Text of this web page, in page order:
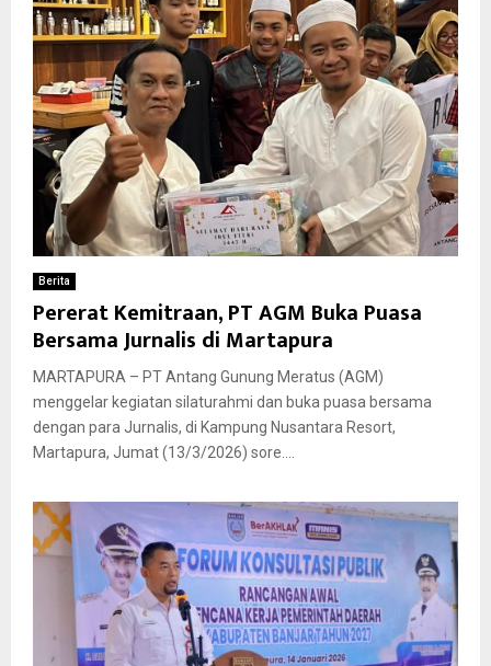
Berita
Pererat Kemitraan, PT AGM Buka Puasa
Bersama Jurnalis di Martapura
MARTAPURA – PT Antang Gunung Meratus (AGM)
menggelar kegiatan silaturahmi dan buka puasa bersama
dengan para Jurnalis, di Kampung Nusantara Resort,
Martapura, Jumat (13/3/2026) sore....